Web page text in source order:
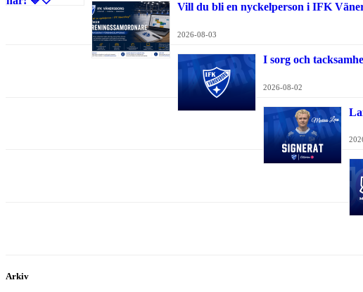
Vill du bli en nyckelperson i IFK
2026-08-03
I sorg och
2026-08-02
Arkiv